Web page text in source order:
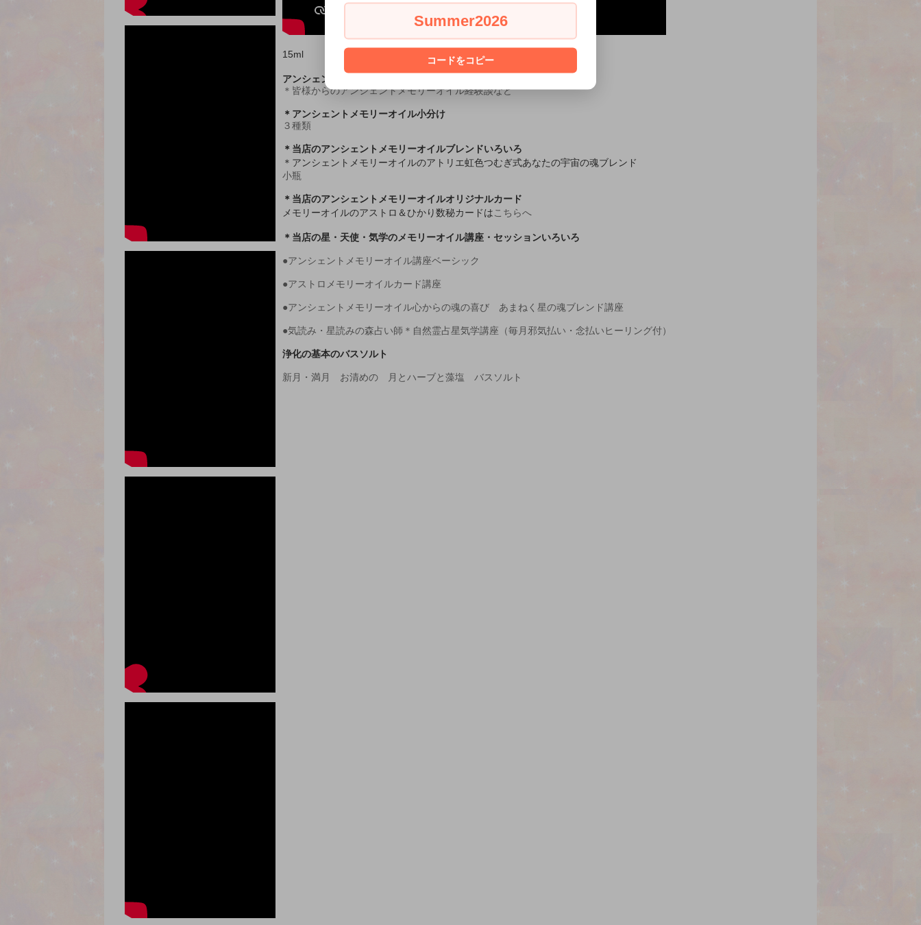
15ml
アンシェントメモリーオイルが好きな皆様へ
＊皆様からのアンシェントメモリーオイル経験談など
＊アンシェントメモリーオイル小分け
３種類
＊当店のアンシェントメモリーオイルブレンドいろいろ
＊アンシェントメモリーオイルのアトリエ虹色つむぎ式あなたの宇宙の魂ブレンド
小瓶
＊当店のアンシェントメモリーオイルオリジナルカード
メモリーオイルのアストロ＆ひかり数秘カードは こちらへ
＊当店の星・天使・気学のメモリーオイル講座・セッションいろいろ
●アンシェントメモリーオイル講座ベーシック
●アストロメモリーオイルカード講座
●アンシェントメモリーオイル心からの魂の喜び あまねく星の魂ブレンド講座
●気読み・星読みの森占い師＊自然霊占星気学講座（毎月邪気払い・念払いヒーリング付）
浄化の基本のバスソルト
新月・満月 お清めの 月とハーブと藻塩 バスソルト
Summer2026
コードをコピー